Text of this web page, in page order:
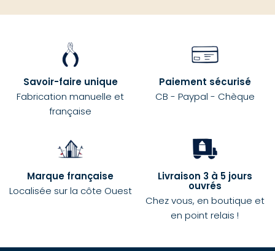
Savoir-faire unique
Fabrication manuelle et
française
Paiement sécurisé
CB - Paypal - Chèque
Marque française
Localisée sur la côte Ouest
Livraison 3 à 5 jours
ouvrés
Chez vous, en boutique et
en point relais !